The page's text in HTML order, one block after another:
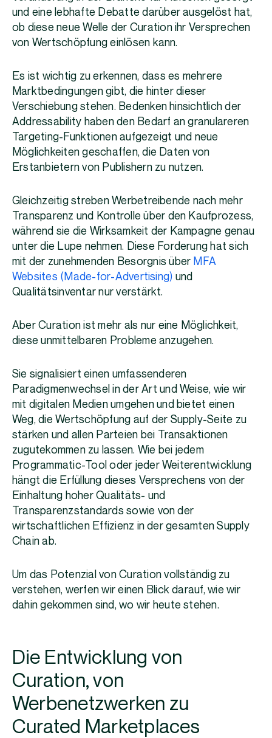
und eine lebhafte Debatte darüber ausgelöst hat,
ob diese neue Welle der Curation ihr Versprechen
von Wertschöpfung einlösen kann.
Es ist wichtig zu erkennen, dass es mehrere
Marktbedingungen gibt, die hinter dieser
Verschiebung stehen. Bedenken hinsichtlich der
Addressability haben den Bedarf an granulareren
Targeting-Funktionen aufgezeigt und neue
Möglichkeiten geschaffen, die Daten von
Erstanbietern von Publishern zu nutzen.
Gleichzeitig streben Werbetreibende nach mehr
Transparenz und Kontrolle über den Kaufprozess,
während sie die Wirksamkeit der Kampagne genau
unter die Lupe nehmen. Diese Forderung hat sich
mit der zunehmenden Besorgnis über MFA
Websites (Made-for-Advertising) und
Qualitätsinventar nur verstärkt.
Aber Curation ist mehr als nur eine Möglichkeit,
diese unmittelbaren Probleme anzugehen.
Sie signalisiert einen umfassenderen
Paradigmenwechsel in der Art und Weise, wie wir
mit digitalen Medien umgehen und bietet einen
Weg, die Wertschöpfung auf der Supply-Seite zu
stärken und allen Parteien bei Transaktionen
zugutekommen zu lassen. Wie bei jedem
Programmatic-Tool oder jeder Weiterentwicklung
hängt die Erfüllung dieses Versprechens von der
Einhaltung hoher Qualitäts- und
Transparenzstandards sowie von der
wirtschaftlichen Effizienz in der gesamten Supply
Chain ab.
Um das Potenzial von Curation vollständig zu
verstehen, werfen wir einen Blick darauf, wie wir
dahin gekommen sind, wo wir heute stehen.
Die Entwicklung von
Curation, von
Werbenetzwerken zu
Curated Marketplaces